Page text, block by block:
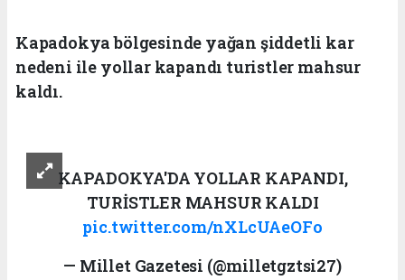
Kapadokya bölgesinde yağan şiddetli kar
nedeni ile yollar kapandı turistler mahsur
kaldı.
KAPADOKYA'DA YOLLAR KAPANDI,
TURİSTLER MAHSUR KALDI
pic.twitter.com/nXLcUAeOFo
— Millet Gazetesi (@milletgztsi27)